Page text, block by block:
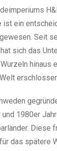
ist ein
Seit
sich das
hinaus
1980er
Diese
das spätere